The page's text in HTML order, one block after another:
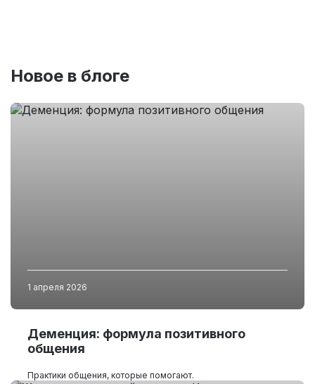
Новое в блоге
1 апреля 2026
Деменция: формула позитивного
общения
Практики общения, которые помогают.